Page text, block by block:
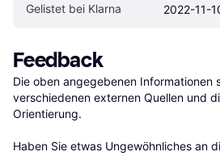
Gelistet bei Klarna 2022-11-
Feedback
Die oben angegebenen Informationen
verschiedenen externen Quellen und
Orientierung.
Haben Sie etwas Ungewöhnliches an